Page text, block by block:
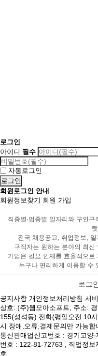
로그인
아이디 필수
자동로그인
회원로그인 안내
회원정보찾기 회원 가입
직종별·업종별 일자리와 구인
전국 채용공고, 취업정보,
구직자는 원하는 분야의 최
기업은 필요 인재를 효율적으
누구나 편리하게 이용할 수
로그
공지사항 개인정보처리방침 서
상호: (주)웹모아소프트, 주소:
155(성석동) 전화(평일오전 10
시 장애,오류,결제문의만 가능
통신판매업신고번호 : 경기고양
번호 : 122-81-72763 , 직업정
호